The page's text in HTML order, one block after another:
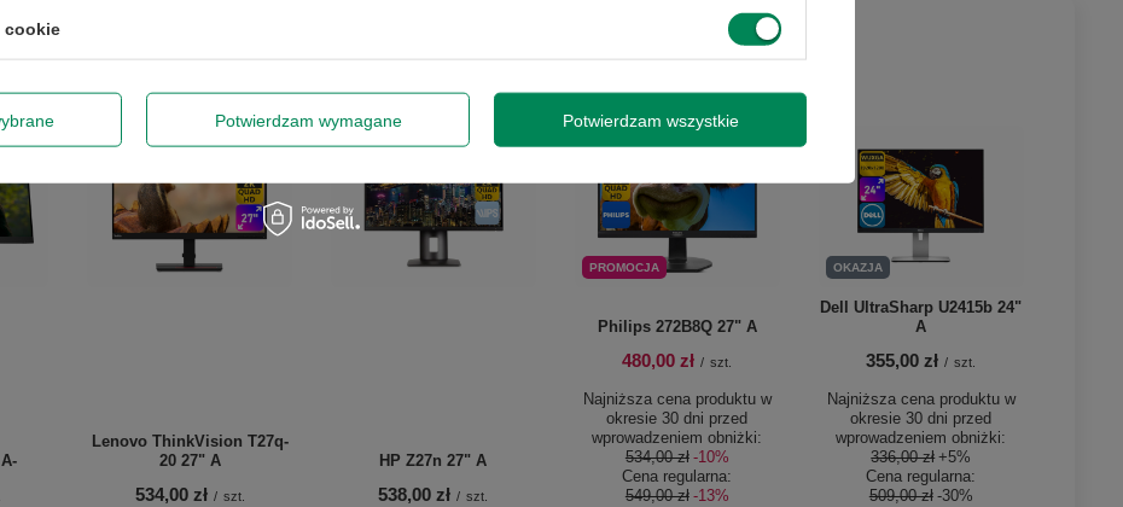
Lenovo ThinkVision T27q-
20 27" A
534,00 zł / szt.
HP Z27n 27" A
538,00 zł / szt.
PROMOCJA
Philips 272B8Q 27" A
480,00 zł / szt.
Najniższa cena produktu w
okresie 30 dni przed
wprowadzeniem obniżki:
534,00 zł -10%
Cena regularna:
549,00 zł -13%
OKAZJA
Dell UltraSharp U2415b 24"
A
355,00 zł / szt.
Najniższa cena produktu w
okresie 30 dni przed
wprowadzeniem obniżki:
336,00 zł +5%
Cena regularna:
509,00 zł -30%
z informacją handlową. Więcej w
cookie
Potwierdzam wymagane Potwierdzam wszystkie